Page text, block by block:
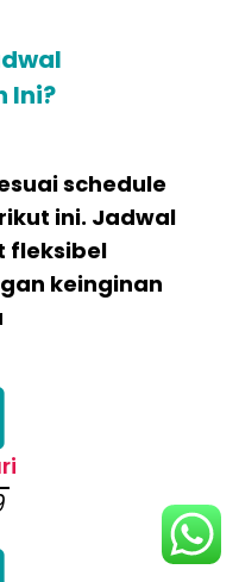
Ini?
schedule
ini. Jadwal
fleksibel
keinginan